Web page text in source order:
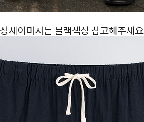
상세이미지는 블랙색상 참고해주세요